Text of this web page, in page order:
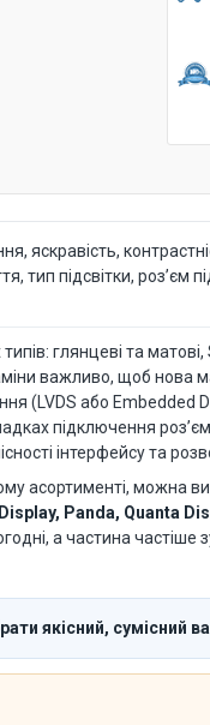
яскравість,
підсвітки, роз’єм
глянцеві та матові,
важливо, щоб нова
(LVDS або Embedded
підключення
інтерфейсу та
асортименті, можна
Panda, Quanta
а частина частіше
якісний, сумісний